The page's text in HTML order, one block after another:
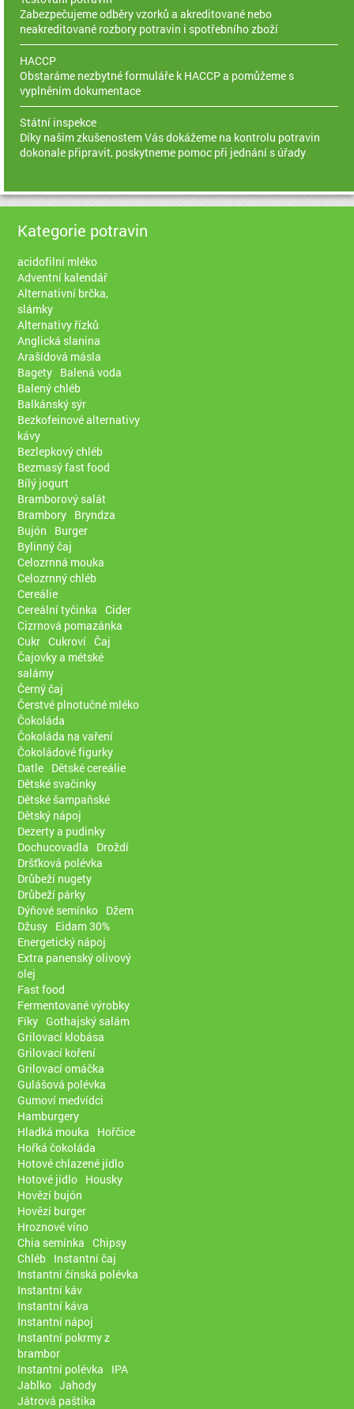
Zabezpečujeme odběry vzorků a akreditované nebo
neakreditované rozbory potravin i spotřebního zboží
HACCP
Obstaráme nezbytné formuláře k HACCP a pomůžeme s
vyplněním dokumentace
Státní inspekce
Díky našim zkušenostem Vás dokážeme na kontrolu potravin
dokonale připravit, poskytneme pomoc při jednání s úřady
Kategorie potravin
acidofilní mléko
Adventní kalendář
Alternativní brčka,
slámky
Alternativy řízků
Anglická slanina
Arašídová másla
Bagety Balená voda
Balený chléb
Balkánský sýr
Bezkofeinové alternativy
kávy
Bezlepkový chléb
Bezmasý fast food
Bílý jogurt
Bramborový salát
Brambory Bryndza
Bujón
Burger
Bylinný čaj
Celozrnná mouka
Celozrnný chléb
Cereálie
Cereální tyčinka Cider
Cizrnová pomazánka
Cukr Cukroví Čaj
Čajovky a métské
salámy
Černý čaj
Čerstvé plnotučné mléko
Čokoláda
Čokoláda na vaření
Čokoládové figurky
Datle Dětské cereálie
Dětské svačinky
Dětské šampaňské
Dětský nápoj
Dezerty a pudinky
Dochucovadla
Droždí
Dršťková polévka
Drůbeží nugety
Drůbeží párky
Dýňové semínko Džem
Džusy Eidam 30%
Energetický nápoj
Extra panenský olivový
olej
Fast food
Fermentované výrobky
Fíky Gothajský salám
Grilovací klobása
Grilovací koření
Grilovací omáčka
Gulášová polévka
Gumoví medvídci
Hamburgery
Hladká mouka
Hořčice
Hořká čokoláda
Hotové chlazené jídlo
Hotové jídlo Housky
Hovězí bujón
Hovězí burger
Hroznové víno
Chia semínka Chipsy
Chléb Instantní čaj
Instantní čínská polévka
Instantní káv
Instantní káva
Instantní nápoj
Instantní pokrmy z
brambor
Instantní polévka
IPA
Jablko Jahody
Játrová paštika